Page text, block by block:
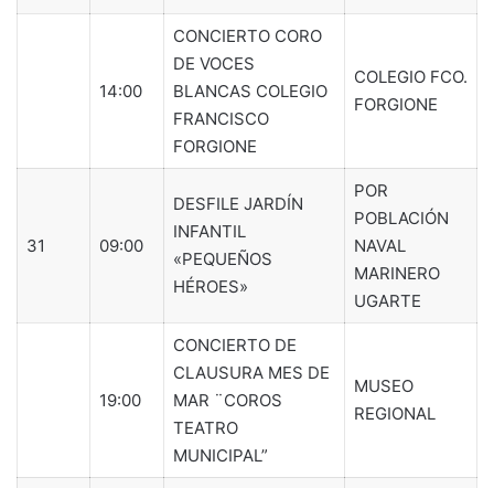
14:00
CONCIERTO CORO
DE VOCES
BLANCAS COLEGIO
FRANCISCO
FORGIONE
COLEGIO FCO.
FORGIONE
31 09:00
DESFILE JARDÍN
INFANTIL
«PEQUEÑOS
HÉROES»
POR
POBLACIÓN
NAVAL
MARINERO
UGARTE
19:00
CONCIERTO DE
CLAUSURA MES DE
MAR ¨COROS
TEATRO
MUNICIPAL”
MUSEO
REGIONAL